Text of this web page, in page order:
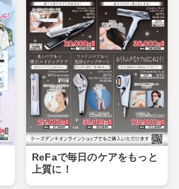
ReFaで毎日のケアをもっと
上質に！